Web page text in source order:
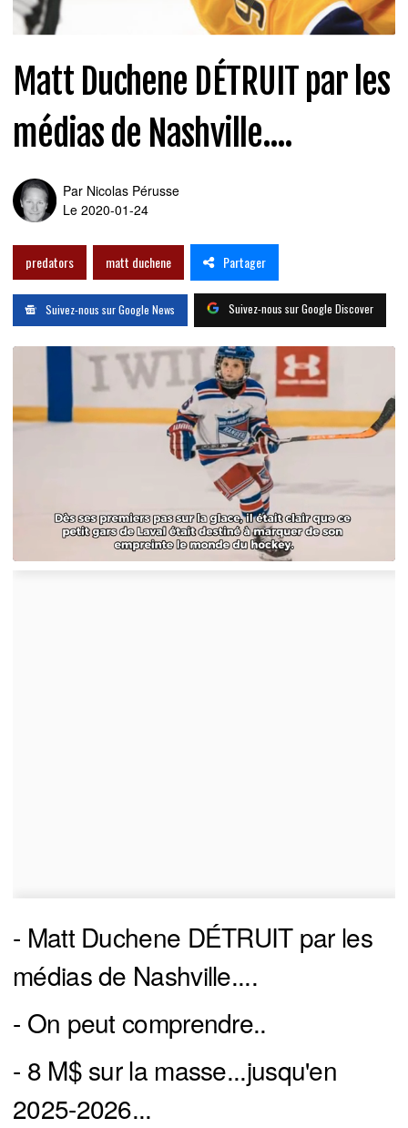
Matt Duchene DÉTRUIT par les
médias de Nashville....
Par Nicolas Pérusse
Le 2020-01-24
predators matt duchene Partager
Suivez-nous sur Google News Suivez-nous sur Google Discover
- Matt Duchene DÉTRUIT par les
médias de Nashville....
- On peut comprendre..
- 8 M$ sur la masse...jusqu'en
2025-2026...